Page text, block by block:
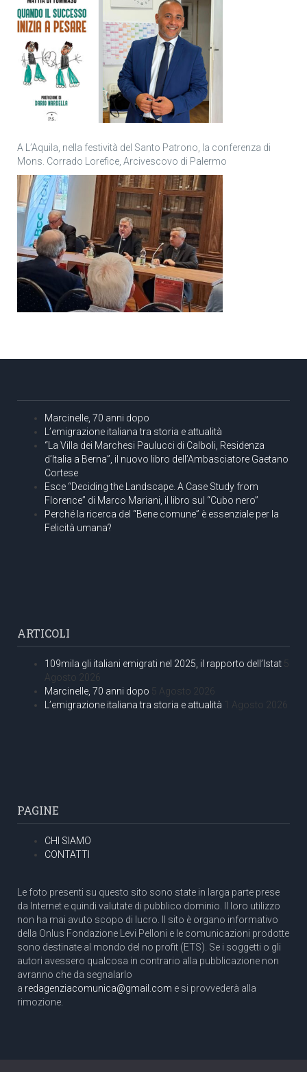
A L’Aquila, nella festività del Santo Patrono, la conferenza di
Mons. Corrado Lorefice, Arcivescovo di Palermo
Marcinelle, 70 anni dopo
L’emigrazione italiana tra storia e attualità
“La Villa dei Marchesi Paulucci di Calboli, Residenza
d’Italia a Berna”, il nuovo libro dell’Ambasciatore Gaetano
Cortese
Esce “Deciding the Landscape. A Case Study from
Florence” di Marco Mariani, il libro sul “Cubo nero”
Perché la ricerca del “Bene comune” è essenziale per la
Felicità umana?
ARTICOLI
109mila gli italiani emigrati nel 2025, il rapporto dell’Istat 5
Agosto 2026
Marcinelle, 70 anni dopo 5 Agosto 2026
L’emigrazione italiana tra storia e attualità 1 Agosto 2026
PAGINE
CHI SIAMO
CONTATTI
Le foto presenti su questo sito sono state in larga parte prese
da Internet e quindi valutate di pubblico dominio. Il loro utilizzo
non ha mai avuto scopo di lucro. Il sito è organo informativo
della Onlus Fondazione Levi Pelloni e le comunicazioni prodotte
sono destinate al mondo del no profit (ETS). Se i soggetti o gli
autori avessero qualcosa in contrario alla pubblicazione non
avranno che da segnalarlo
a redagenziacomunica@gmail.com e si provvederà alla
rimozione.